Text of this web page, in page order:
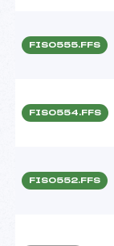
FIS0555.FFS
FIS0554.FFS
FIS0552.FFS